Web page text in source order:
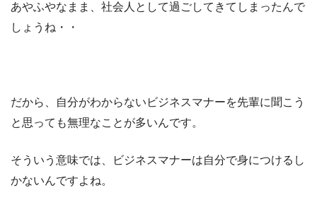
あやふやなまま、社会人として過ごしてきてしまったんで
しょうね・・
だから、自分がわからないビジネスマナーを先輩に聞こう
と思っても無理なことが多いんです。
そういう意味では、ビジネスマナーは自分で身につけるし
かないんですよね。